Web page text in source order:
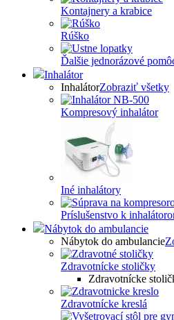
Kontajnery a krabice
Rúško
Ďalšie jednorázové
Inhalátor
InhalátorZobraziť všetky
Kompresový inhalátor
Iné inhalátory
Príslušenstvo k
Nábytok do ambulancie
Nábytok do ambulancie
Zdravotnícke stoličky
Zdravotnícke
Zdravotnícke kreslá